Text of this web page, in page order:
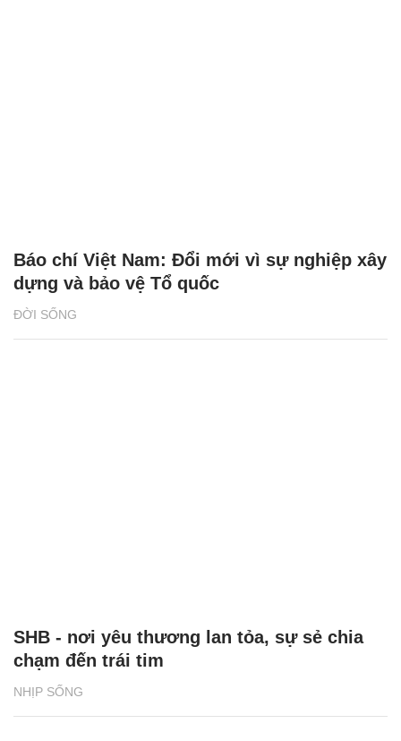
ĐỜI SỐNG
Báo chí Việt Nam: Đổi mới vì sự nghiệp xây
dựng và bảo vệ Tổ quốc
NHỊP SỐNG
SHB - nơi yêu thương lan tỏa, sự sẻ chia
chạm đến trái tim